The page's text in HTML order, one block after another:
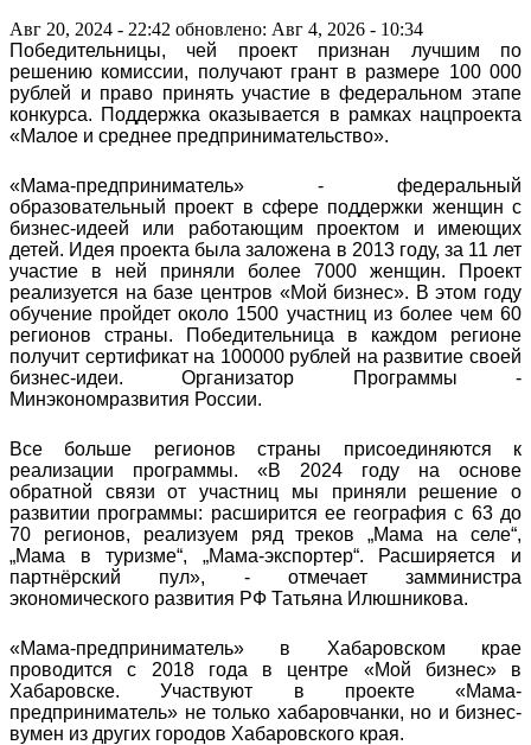
Авг 20, 2024 - 22:42 обновлено: Авг 4, 2026 - 10:34
Победительницы, чей проект признан лучшим по
решению комиссии, получают грант в размере 100 000
рублей и право принять участие в федеральном этапе
конкурса. Поддержка оказывается в рамках нацпроекта
«Малое и среднее предпринимательство».
«Мама-предприниматель» - федеральный
образовательный проект в сфере поддержки женщин с
бизнес-идеей или работающим проектом и имеющих
детей. Идея проекта была заложена в 2013 году, за 11 лет
участие в ней приняли более 7000 женщин. Проект
реализуется на базе центров «Мой бизнес». В этом году
обучение пройдет около 1500 участниц из более чем 60
регионов страны. Победительница в каждом регионе
получит сертификат на 100000 рублей на развитие своей
бизнес-идеи. Организатор Программы -
Минэкономразвития России.
Все больше регионов страны присоединяются к
реализации программы. «В 2024 году на основе
обратной связи от участниц мы приняли решение о
развитии программы: расширится ее география с 63 до
70 регионов, реализуем ряд треков „Мама на селе“,
„Мама в туризме“, „Мама-экспортер“. Расширяется и
партнёрский пул», - отмечает замминистра
экономического развития РФ Татьяна Илюшникова.
«Мама-предприниматель» в Хабаровском крае
проводится с 2018 года в центре «Мой бизнес» в
Хабаровске. Участвуют в проекте «Мама-
предприниматель» не только хабаровчанки, но и бизнес-
вумен из других городов Хабаровского края.